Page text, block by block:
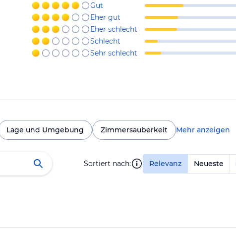
Gut
Eher gut
Eher schlecht
Schlecht
Sehr schlecht
Lage und Umgebung Zimmersauberkeit Mehr anzeigen
Sortiert nach: Relevanz Neueste